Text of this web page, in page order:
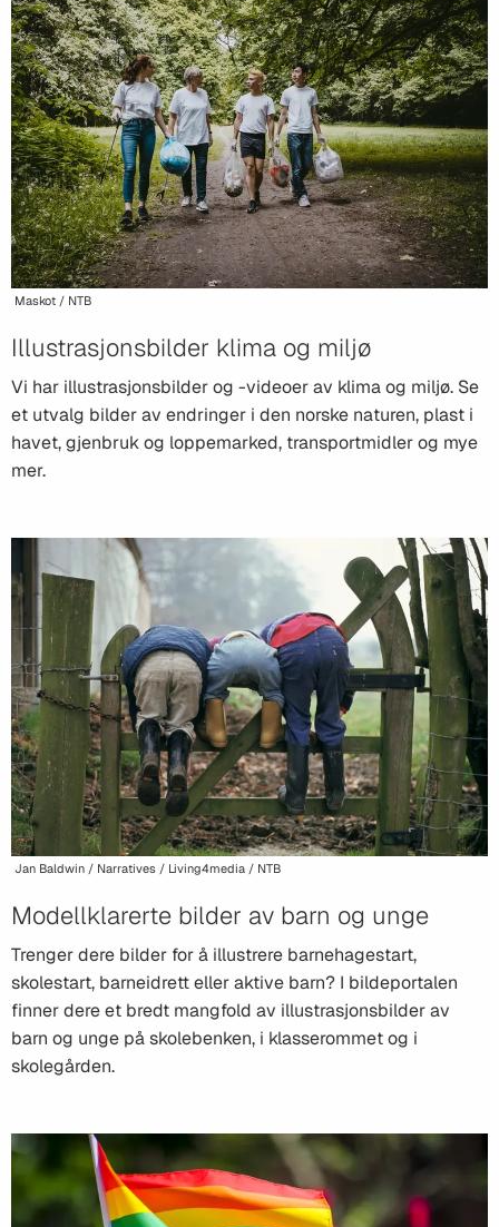
Maskot / NTB
Illustrasjonsbilder klima og miljø
Vi har illustrasjonsbilder og -videoer av klima og miljø. Se
et utvalg bilder av endringer i den norske naturen, plast i
havet, gjenbruk og loppemarked, transportmidler og mye
mer.
Jan Baldwin / Narratives / Living4media / NTB
Modellklarerte bilder av barn og unge
Trenger dere bilder for å illustrere barnehagestart,
skolestart, barneidrett eller aktive barn? I bildeportalen
finner dere et bredt mangfold av illustrasjonsbilder av
barn og unge på skolebenken, i klasserommet og i
skolegården.